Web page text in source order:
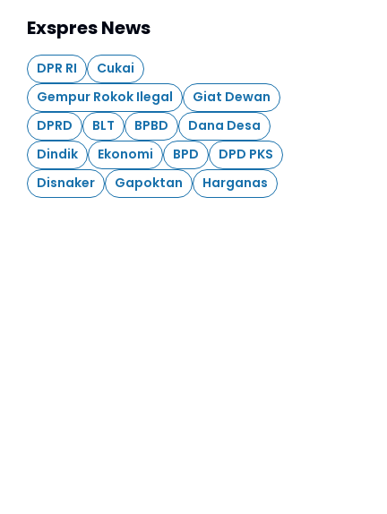
Exspres News
DPR RI
Cukai
Gempur Rokok Ilegal
Giat Dewan
DPRD
BLT BPBD
Dana Desa
Dindik
Ekonomi BPD
DPD PKS
Disnaker
Gapoktan Harganas